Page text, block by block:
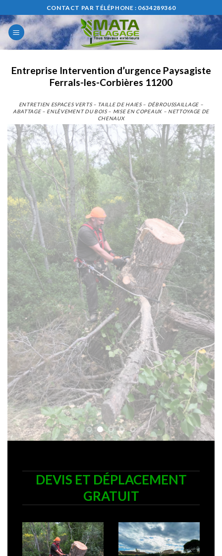
to
content
CONTACT PAR TÉLÉPHONE : 0634289360
Entreprise Intervention d’urgence Paysagiste
Ferrals-les-Corbières 11200
ENTRETIEN ESPACES VERTS – TAILLE DE HAIES – DÉBROUSSAILLAGE –
ABATTAGE – ENLÈVEMENT DU BOIS – MISE EN COPEAUX – NETTOYAGE DE
CHENAUX
DEVIS ET DÉPLACEMENT
GRATUIT